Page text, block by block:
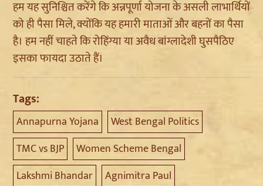
हम यह सुनिश्चित करेंगे कि अन्नपूर्णा योजना के असली लाभार्थियों
को ही पैसा मिले, क्योंकि यह हमारी माताओं और बहनों का पैसा
है। हम नहीं चाहते कि रोहिंग्या या अवैध बांग्लादेशी घुसपैठिए
इसका फायदा उठाते हैं।
Tags:
Annapurna Yojana
West Bengal Politics
TMC vs BJP
Women Scheme Bengal
Lakshmi Bhandar
Agnimitra Paul